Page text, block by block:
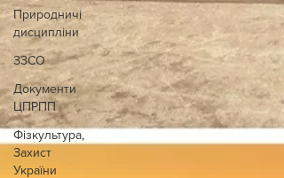
Природничі
дисципліни
ЗЗСО
Документи
ЦПРПП
Фізкультура,
Захист
України